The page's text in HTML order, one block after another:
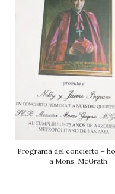
Programa del concierto –
a Mons. McGrath.